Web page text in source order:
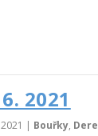
2021
| Bouřky,